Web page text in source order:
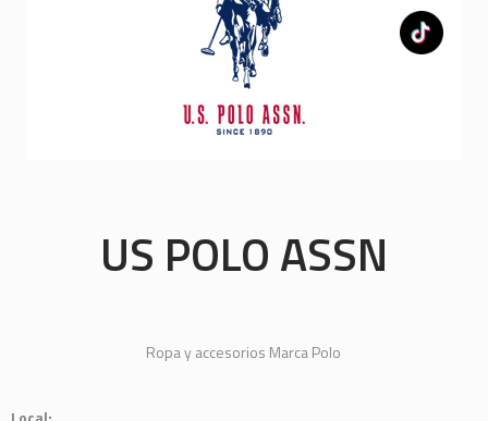
US POLO ASSN
Ropa y accesorios Marca Polo